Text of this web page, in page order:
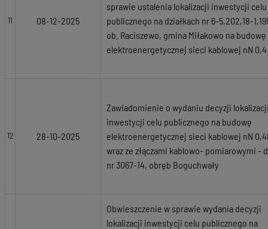
11 08-12-2025
sprawie ustalenia lokalizacji inwestycji celu
publicznego na działkach nr 6-5,202,18-
ob. Raciszewo, gmina Miłakowo na budowę
elektroenergetycznej sieci kablowej nN 0,4
12 28-10-2025
Zawiadomienie o wydaniu decyzji
inwestycji celu publicznego na budowę
elektroenergetycznej sieci kablowej nN
wraz ze złączami kablowo- pomiarowymi -
nr 3067-14, obręb Boguchwały
Obwieszczenie w sprawie wydania decyzji
lokalizacji inwestycji celu publicznego na